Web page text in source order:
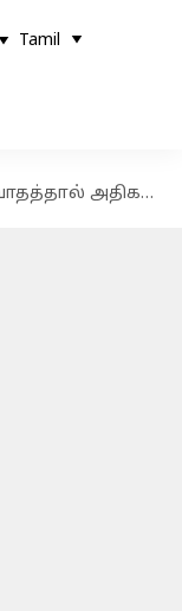
Tamil
நாடு: ஆப்கானிஸ்தானை மிஞ்சிய பாகிஸ்தான்